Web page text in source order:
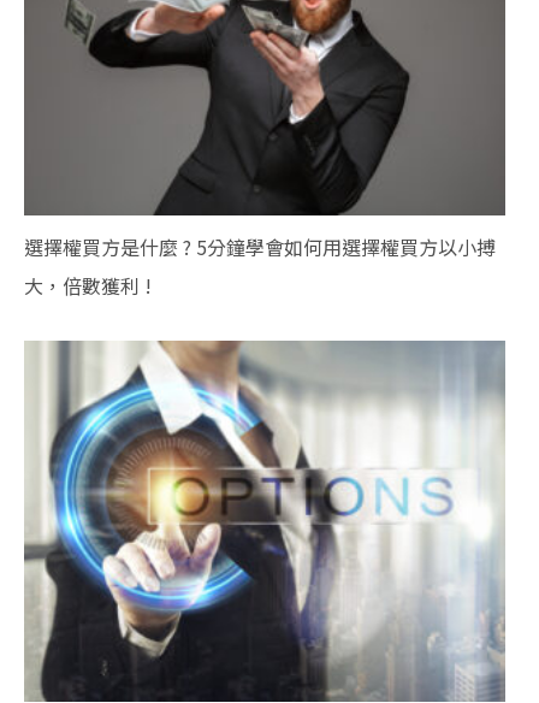
選擇權買方是什麼 ? 5分鐘學會如何用選擇權買方以小搏
大，倍數獲利 !